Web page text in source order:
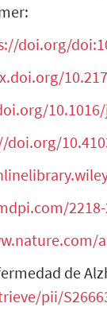
doi.org/
doi.org/
de
pii/